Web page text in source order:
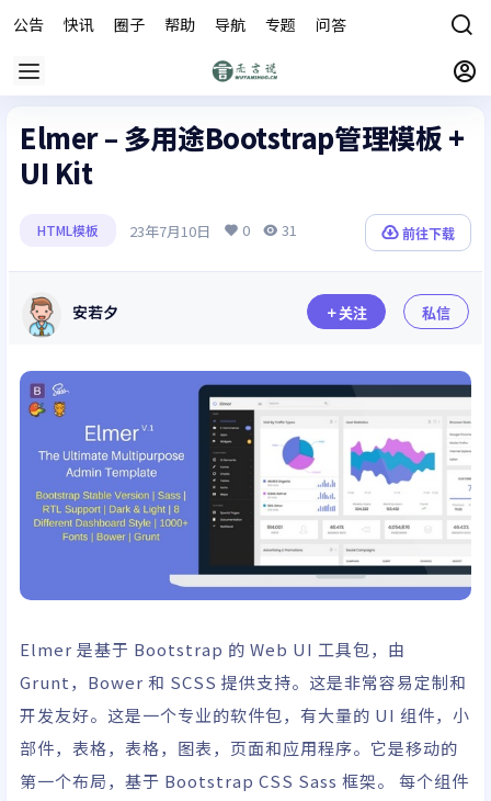
公告 快讯 圈子 帮助 导航 专题 问答
Elmer – 多用途Bootstrap管理模板 +
UI Kit
HTML模板 23年7月10日 0 31 前往下载
安若夕 关注 私信
Elmer 是基于 Bootstrap 的 Web UI 工具包，由
Grunt，Bower 和 SCSS 提供支持。这是非常容易定制和
开发友好。这是一个专业的软件包，有大量的 UI 组件，小
部件，表格，表格，图表，页面和应用程序。它是移动的
第一个布局，基于 Bootstrap CSS Sass 框架。 每个组件